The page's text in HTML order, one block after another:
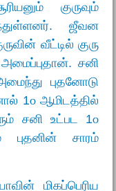
குருவும்
ஜீவன
வீட்டில் குரு
சனி
புதனோடு
1௦ ஆமிடத்தில்
சனி உட்பட 1௦
சாரம்
மிகப்பெரிய